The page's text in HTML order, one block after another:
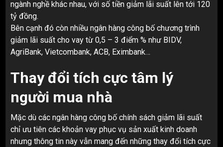
ngành nghề khác nhau, với số tiền giảm lãi suất lên tới 120
tỷ đồng.
Bên cạnh đó còn nhiều ngân hàng công bố chương trình
giảm lãi suất cho vay từ 0,5 – 3 điểm % như BIDV,
AgriBank, Vietcombank, ACB, Eximbank…
Thay đổi tích cực tâm lý
người mua nhà
Mặc dù các ngân hàng công bố chính sách giảm lãi suất
chỉ ưu tiên các khoản vay phục vụ sản xuất kinh doanh
nhưng thông tin này vẫn mang đến những thay đổi tích cực